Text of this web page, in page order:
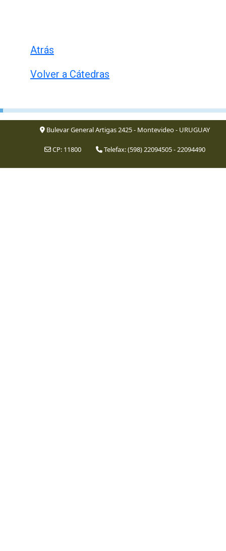
Atrás
Volver a Cátedras
Bulevar General Artigas 2425 - Montevideo - URUGUAY
CP: 11800 Telefax: (598) 22094505 - 22094490